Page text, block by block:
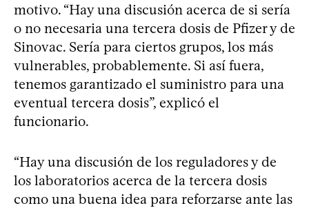
motivo. “Hay una discusión acerca de si sería
o no necesaria una tercera dosis de Pfizer y de
Sinovac. Sería para ciertos grupos, los más
vulnerables, probablemente. Si así fuera,
tenemos garantizado el suministro para una
eventual tercera dosis”, explicó el
funcionario.
“Hay una discusión de los reguladores y de
los laboratorios acerca de la tercera dosis
como una buena idea para reforzarse ante las